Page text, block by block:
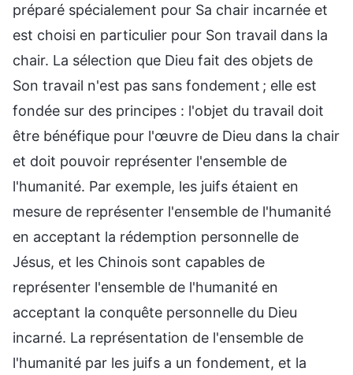
préparé spécialement pour Sa chair incarnée et
est choisi en particulier pour Son travail dans la
chair. La sélection que Dieu fait des objets de
Son travail n'est pas sans fondement ; elle est
fondée sur des principes : l'objet du travail doit
être bénéfique pour l'œuvre de Dieu dans la chair
et doit pouvoir représenter l'ensemble de
l'humanité. Par exemple, les juifs étaient en
mesure de représenter l'ensemble de l'humanité
en acceptant la rédemption personnelle de
Jésus, et les Chinois sont capables de
représenter l'ensemble de l'humanité en
acceptant la conquête personnelle du Dieu
incarné. La représentation de l'ensemble de
l'humanité par les juifs a un fondement, et la